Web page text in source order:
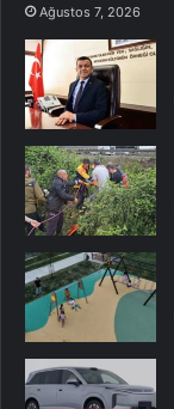
Ağustos 7, 2026